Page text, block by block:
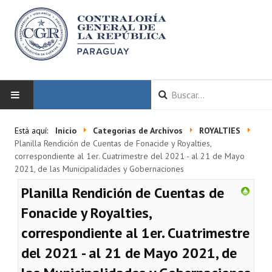
LA CGR
Misión y Visión
Marco Normativo
Organigrama
Está aquí: Inicio Categorias de Archivos
ROYALTIES
Planilla Rendición de Cuentas de Fonacide y Royalties,
correspondiente al 1er. Cuatrimestre del 2021 - al 21 de Mayo
2021, de las Municipalidades y Gobernaciones
Planilla Rendición de Cuentas de
Fonacide y Royalties,
correspondiente al 1er. Cuatrimestre
del 2021 - al 21 de Mayo 2021, de